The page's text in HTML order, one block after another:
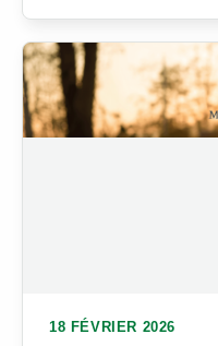
18 FÉVRIER 2026